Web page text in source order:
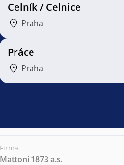
Celník / Celnice
Praha
Práce
Praha
Firma
Mattoni 1873 a.s.